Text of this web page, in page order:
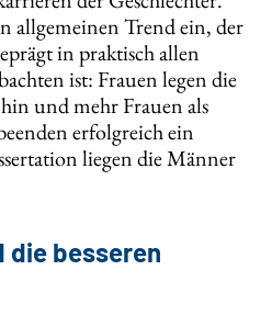
allgemeinen Trend ein, der
in praktisch allen
ist: Frauen legen die
und mehr Frauen als
erfolgreich ein
liegen die Männer
die besseren